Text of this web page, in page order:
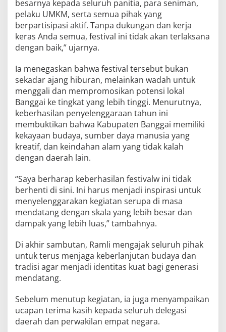
besarnya kepada seluruh panitia, para seniman,
pelaku UMKM, serta semua pihak yang
berpartisipasi aktif. Tanpa dukungan dan kerja
keras Anda semua, festival ini tidak akan terlaksana
dengan baik,” ujarnya.
Ia menegaskan bahwa festival tersebut bukan
sekadar ajang hiburan, melainkan wadah untuk
menggali dan mempromosikan potensi lokal
Banggai ke tingkat yang lebih tinggi. Menurutnya,
keberhasilan penyelenggaraan tahun ini
membuktikan bahwa Kabupaten Banggai memiliki
kekayaan budaya, sumber daya manusia yang
kreatif, dan keindahan alam yang tidak kalah
dengan daerah lain.
“Saya berharap keberhasilan festivalw ini tidak
berhenti di sini. Ini harus menjadi inspirasi untuk
menyelenggarakan kegiatan serupa di masa
mendatang dengan skala yang lebih besar dan
dampak yang lebih luas,” tambahnya.
Di akhir sambutan, Ramli mengajak seluruh pihak
untuk terus menjaga keberlanjutan budaya dan
tradisi agar menjadi identitas kuat bagi generasi
mendatang.
Sebelum menutup kegiatan, ia juga menyampaikan
ucapan terima kasih kepada seluruh delegasi
daerah dan perwakilan empat negara.